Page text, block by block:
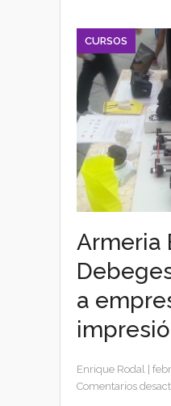
CURSOS
Armeria
a
Enrique Rodal
Comentarios